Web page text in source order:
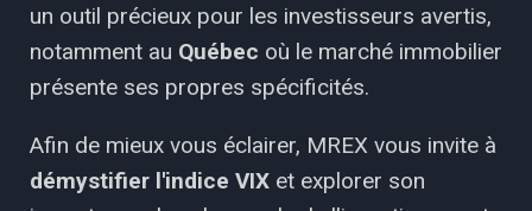
un outil précieux pour les investisseurs avertis,
notamment au Québec où le marché immobilier
présente ses propres spécificités.
Afin de mieux vous éclairer, MREX vous invite à
démystifier l'indice VIX et explorer son